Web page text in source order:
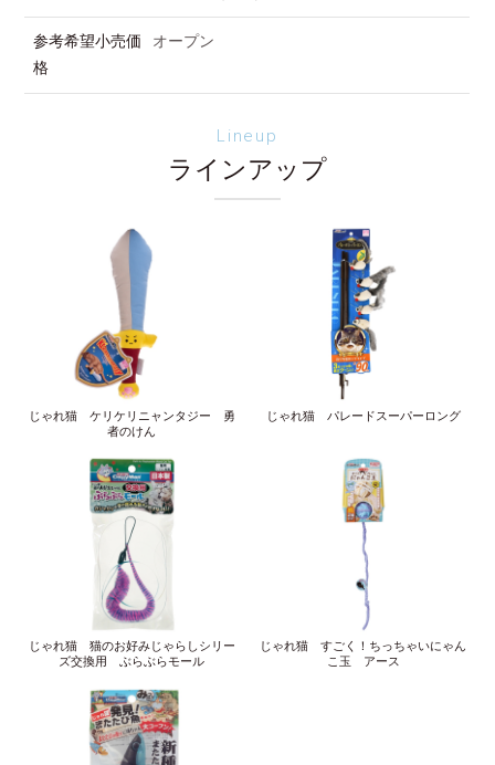
参考希望小売価
格
オープン
Lineup
ラインアップ
じゃれ猫 ケリケリニャンタジー 勇
者のけん
じゃれ猫 パレードスーパーロング
じゃれ猫 猫のお好みじゃらしシリー
ズ交換用 ぶらぶらモール
じゃれ猫 すごく！ちっちゃいにゃん
こ玉 アース